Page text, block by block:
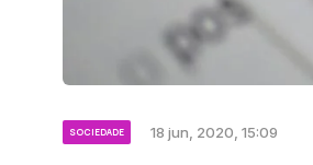
SOCIEDADE 18 jun, 2020, 15:09